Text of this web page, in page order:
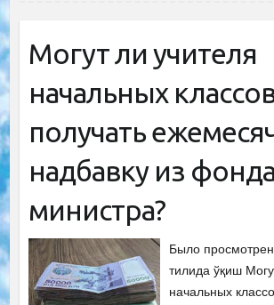
Могут ли учителя
начальных
получать
надбавку из
министра?
Было
тилида ўқиш
начальных